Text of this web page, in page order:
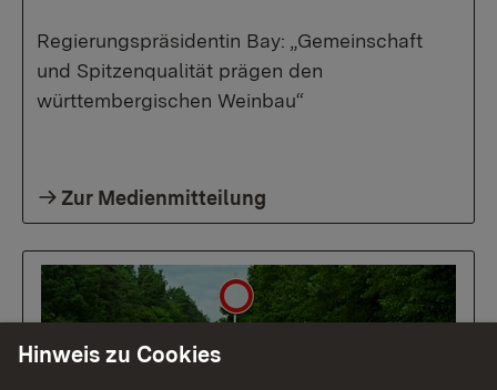
Regierungspräsidentin Bay: „Gemeinschaft
und Spitzenqualität prägen den
württembergischen Weinbau“
Zur Medienmitteilung
Hinweis zu Cookies